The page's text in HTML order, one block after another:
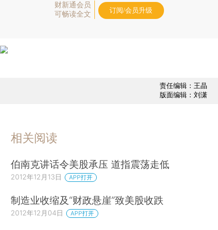
财新通会员
可畅读全文
订阅/会员升级
责任编辑：王晶
版面编辑：刘潇
相关阅读
伯南克讲话令美股承压 道指震荡走低
2012年12月13日 APP打开
制造业收缩及“财政悬崖”致美股收跌
2012年12月04日 APP打开